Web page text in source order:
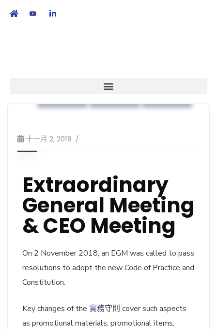
十一月 2, 2018
Extraordinary
General Meeting
& CEO Meeting
On 2 November 2018, an EGM was called to pass
resolutions to adopt the new Code of Practice and
Constitution.
Key changes of the 實務守則 cover such aspects
as promotional materials, promotional items,